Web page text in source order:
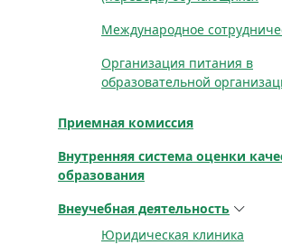
Международное
Организация питания в
образовательной
Приемная комиссия
Внутренняя система оценки
образования
Внеучебная деятельность
Юридическая клиника